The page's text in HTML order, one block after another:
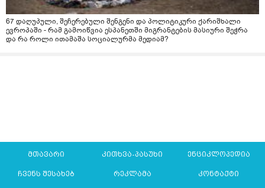
67 დაღუპული, შეჩერებული შენგენი და პოლიტიკური ქარიშხალი
ევროპაში - რამ გამოიწვია ესპანეთში მიგრანტების მასიური შეჭრა
და რა როლი ითამაშა სოციალურმა მედიამ?
მთავარი კითხვა-პასუხი ენციკლოპედია
ჩვენს შესახებ რეკლამა კონტაქტი